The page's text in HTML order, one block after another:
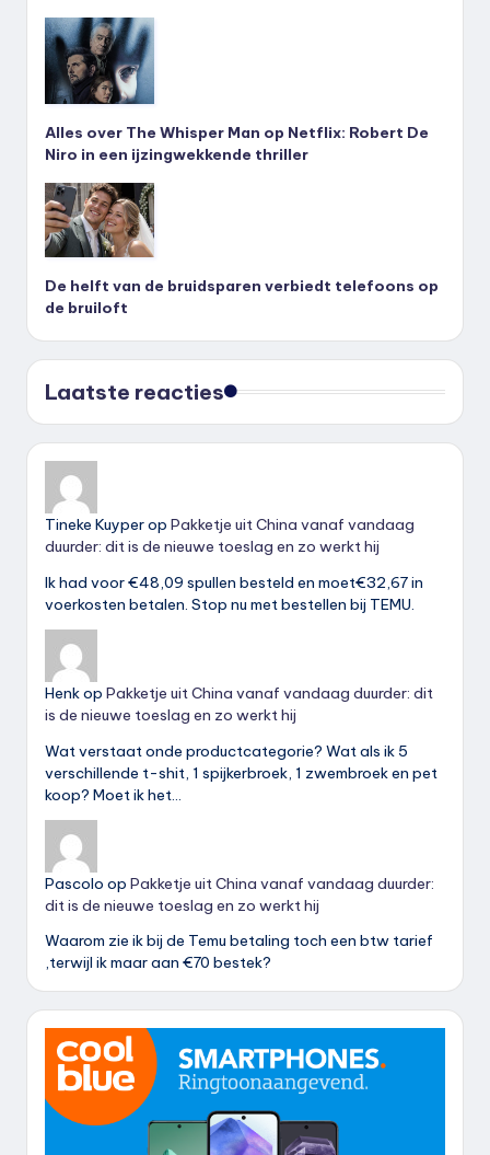
Alles over The Whisper Man op Netflix: Robert De
Niro in een ijzingwekkende thriller
De helft van de bruidsparen verbiedt telefoons op
de bruiloft
Laatste reacties
Tineke Kuyperop Pakketje uit China vanaf vandaag
duurder: dit is de nieuwe toeslag en zo werkt hij
Ik had voor €48,09 spullen besteld en moet€32,67 in
voerkosten betalen. Stop nu met bestellen bij TEMU.
Henkop Pakketje uit China vanaf vandaag duurder: dit
is de nieuwe toeslag en zo werkt hij
Wat verstaat onde productcategorie? Wat als ik 5
verschillende t-shit, 1 spijkerbroek, 1 zwembroek en pet
koop? Moet ik het…
Pascolo op Pakketje uit China vanaf vandaag duurder:
dit is de nieuwe toeslag en zo werkt hij
Waarom zie ik bij de Temu betaling toch een btw tarief
,terwijl ik maar aan €70 bestek?